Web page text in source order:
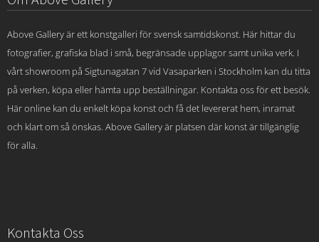
Above Gallery är ett konstgalleri för svensk samtidskonst. Här hittar du
fotografier, grafiska blad i små, begränsade upplagor samt unika verk. I
vårt showroom på Sigtunagatan 7 vid Vasaparken i Stockholm kan du titta
på verken, köpa eller hämta upp beställningar. Kontakta oss för ett besök.
Här online kan du enkelt köpa konst och få det levererat hem, inramat
och klart om så önskas. Above Gallery är platsen där konst är tillgänglig
för alla.
Kontakta Oss